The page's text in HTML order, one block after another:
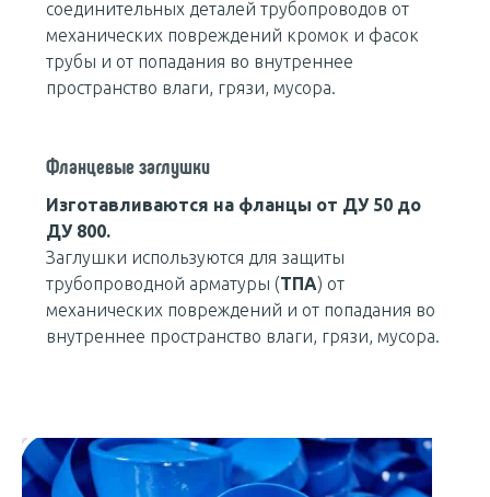
соединительных деталей трубопроводов от
механических повреждений кромок и фасок
трубы и от попадания во внутреннее
пространство влаги, грязи, мусора.
Фланцевые заглушки
Изготавливаются на фланцы от ДУ 50 до
ДУ 800.
Заглушки используются для защиты
трубопроводной арматуры (ТПА) от
механических повреждений и от попадания во
внутреннее пространство влаги, грязи, мусора.